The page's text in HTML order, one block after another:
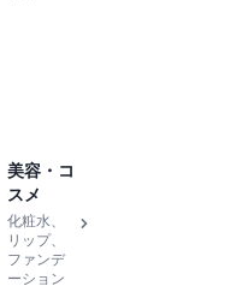
美容・コ
スメ
化粧水、
リップ、
ファンデ
ーション